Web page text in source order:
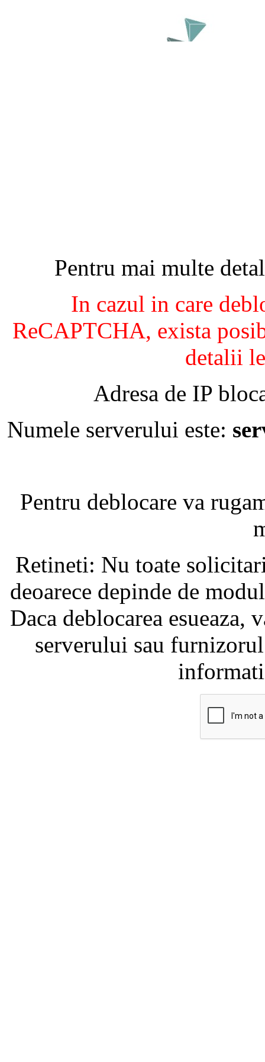
Pentru mai multe
In cazul in care
ReCAPTCHA, exista
detalii
Adresa de IP
Numele serverului este:
Pentru deblocare va
Retineti: Nu toate
deoarece depinde de
Daca deblocarea
serverului sau